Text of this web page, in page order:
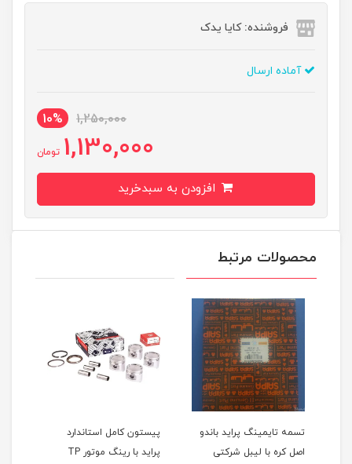
فروشنده: کایا یدک
آماده ارسال
1,250,000
10%
1,130,000 تومان
محصولات مرتبط
تسمه تایمینگ پراید باندو
اصل کره با لیبل شرکتی
پیستون کامل استاندارد
پراید با رینگ موتور TP